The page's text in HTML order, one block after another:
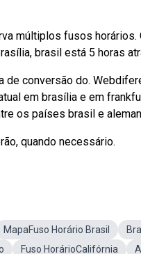
múltiplos fusos
brasil está 5 horas
de conversão do.
em brasília e em
os países brasil e
quando necessário.
MapaFuso Horário Brasil
Fuso HorárioCalifórnia